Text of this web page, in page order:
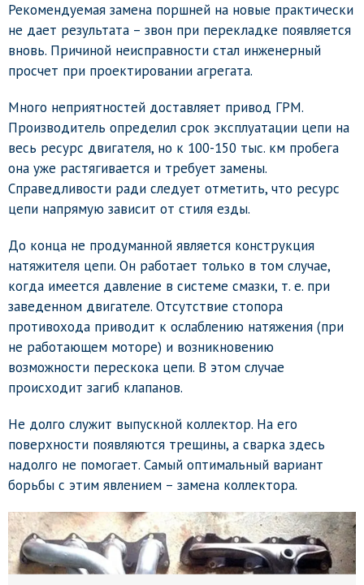
Рекомендуемая замена поршней на новые практически
не дает результата – звон при перекладке появляется
вновь. Причиной неисправности стал инженерный
просчет при проектировании агрегата.
Много неприятностей доставляет привод ГРМ.
Производитель определил срок эксплуатации цепи на
весь ресурс двигателя, но к 100-150 тыс. км пробега
она уже растягивается и требует замены.
Справедливости ради следует отметить, что ресурс
цепи напрямую зависит от стиля езды.
До конца не продуманной является конструкция
натяжителя цепи. Он работает только в том случае,
когда имеется давление в системе смазки, т. е. при
заведенном двигателе. Отсутствие стопора
противохода приводит к ослаблению натяжения (при
не работающем моторе) и возникновению
возможности перескока цепи. В этом случае
происходит загиб клапанов.
Не долго служит выпускной коллектор. На его
поверхности появляются трещины, а сварка здесь
надолго не помогает. Самый оптимальный вариант
борьбы с этим явлением – замена коллектора.